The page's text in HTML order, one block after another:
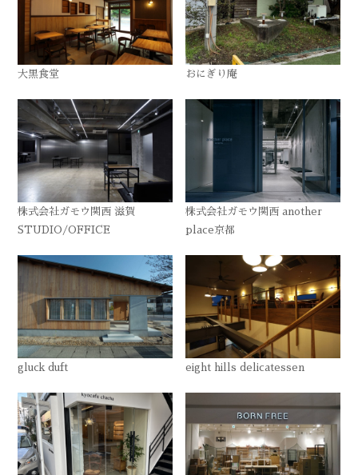
大黒食堂 おにぎり庵
株式会社ガモウ関西 滋賀
STUDIO/OFFICE
株式会社ガモウ関西 another
place京都
gluck duft eight hills delicatessen